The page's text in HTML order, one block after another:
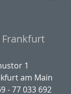
Frankfurt
1
am Main
- 77 033 692